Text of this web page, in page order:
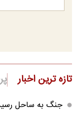
تازه ترین اخبار
جنگ به ساحل